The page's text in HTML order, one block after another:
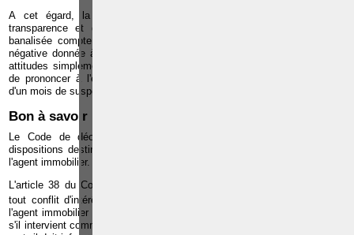
A cet égard, la Chambre estime que la violation des règles de
transparence et d'information vis-à-vis du commettant ne peut être
banalisée compte tenu tant de la protection des tiers que de l'image
négative donnée à la profession par des abstentions coupables ou des
attitudes simplement équivoques. La Chambre d'appel décide dès lors
de prononcer à l'égard de l'agent immobilier une sanction disciplinaire
d'un mois de suspension.
Bon à savoir
Le Code de déontologie des agents immobiliers contient plusieurs
dispositions destinées à prévenir les conflits d'intérêts dans le chef de
l'agent immobilier.
L'article 38 du Code dispose en effet que l'agent immobilier doit éviter
tout conflit d'intérêts
l'agent immobilier a l'obligation de préciser clairement et sans équivoque
s'il intervient comme agent immobilier ou en une autre qualité, et, d'autre